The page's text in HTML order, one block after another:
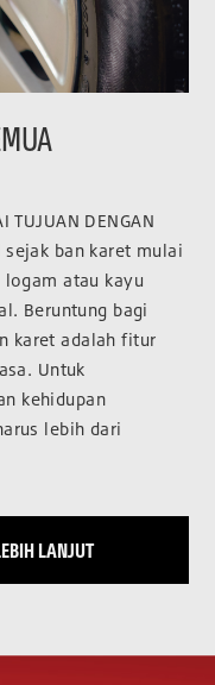
TUJUAN DENGAN
sejak ban karet mulai
atau kayu
Beruntung bagi
karet adalah fitur
Untuk
kehidupan
lebih dari
LANJUT